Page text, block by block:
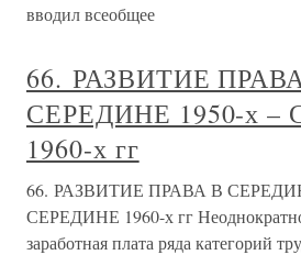
вводил всеобщее
66. РАЗВИТИЕ
СЕРЕДИНЕ 1950-х –
1960-х гг
66. РАЗВИТИЕ ПРАВА В
СЕРЕДИНЕ 1960-х гг
заработная плата ряда категорий